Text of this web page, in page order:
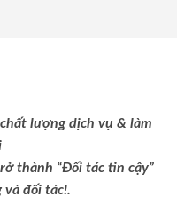
lượng dịch vụ & làm
thành “Đối tác tin cậy”
và đối tác!.